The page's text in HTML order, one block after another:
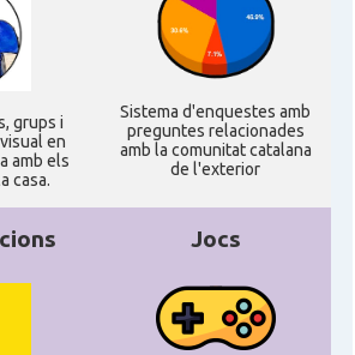
grups i
en
amb els
casa.
Sistema d'enquestes amb
preguntes relacionades
amb la comunitat catalana
de l'exterior
Jocs